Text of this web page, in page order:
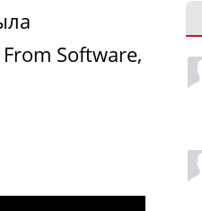
Software,